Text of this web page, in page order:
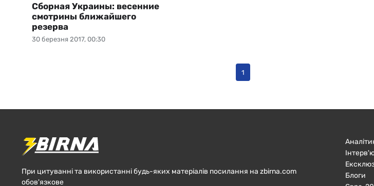
30 березня 2017, 00:30
Сборная Украины: весенние
смотрины ближайшего
резерва
1
При цитуванні та використанні будь-яких матеріалів посилання на zbirna.com
обов'язкове
Блоги